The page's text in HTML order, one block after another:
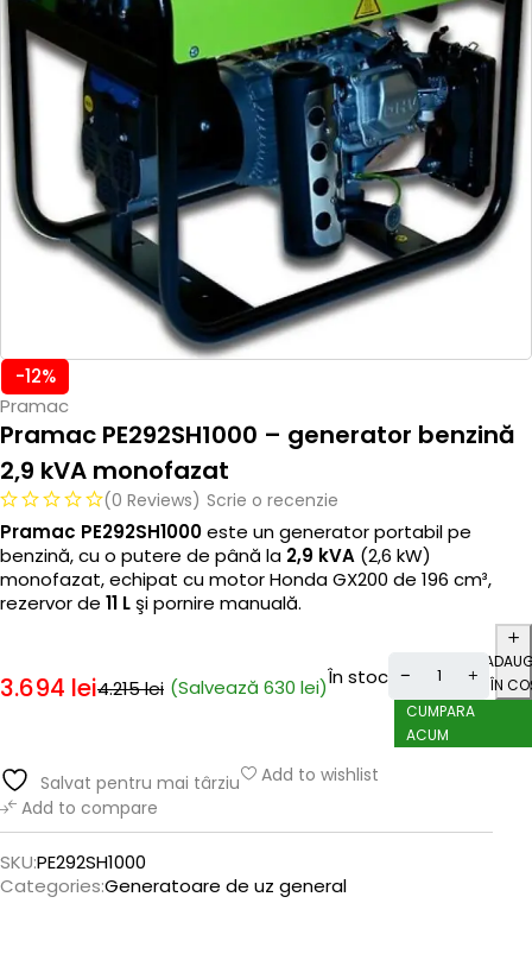
-12%
Pramac
Pramac PE292SH1000 – generator benzină
2,9 kVA monofazat
(0 Reviews) Scrie o recenzie
Pramac PE292SH1000este un generator portabil pe
benzină, cu o putere de până la 2,9 kVA (2,6 kW)
monofazat, echipat cu motor Honda GX200 de 196 cm³,
rezervor de 11 Lşi pornire manuală.
4.215lei
3.694 lei (Salvează 630 lei)În stoc
ÎN
CUMPARA
ACUM
Salvat pentru mai târziu
Add to wishlist
Add to compare
SKU:PE292SH1000
Categories:Generatoare de uz general